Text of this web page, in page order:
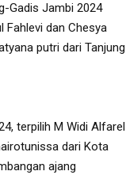
Gadis Jambi 2024
Fahlevi dan Chesya
putri dari Tanjung
terpilih M Widi Alfarel
dari Kota
ajang